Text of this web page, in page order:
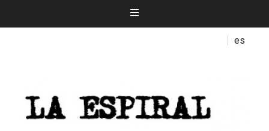
es